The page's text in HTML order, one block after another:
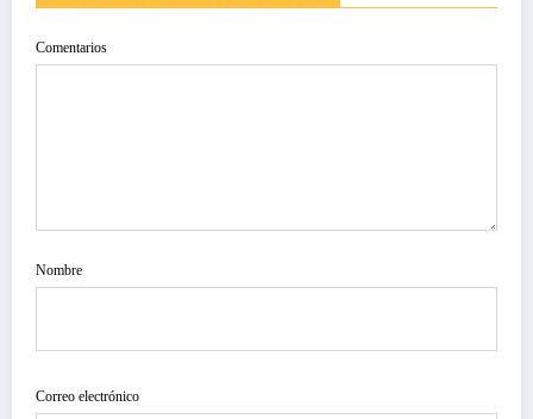
Comentarios
Nombre
Correo electrónico